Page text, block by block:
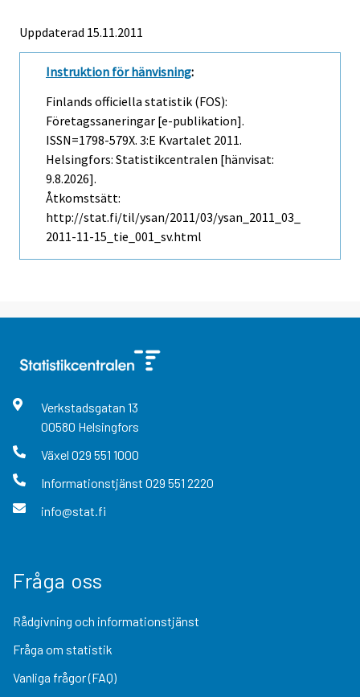
Uppdaterad 15.11.2011
Instruktion för hänvisning:
Finlands officiella statistik (FOS):
Företagssaneringar [e-publikation].
ISSN=1798-579X. 3:e Kvartalet 2011.
Helsingfors: Statistikcentralen [hänvisat:
9.8.2026].
Åtkomstsätt:
http://stat.fi/til/ysan/2011/03/ysan_2011_03_
2011-11-15_tie_001_sv.html
Verkstadsgatan 13
00580 Helsingfors
Växel 029 551 1000
Informationstjänst 029 551 2220
info@stat.fi
Fråga oss
Rådgivning och informationstjänst
Fråga om statistik
Vanliga frågor (FAQ)